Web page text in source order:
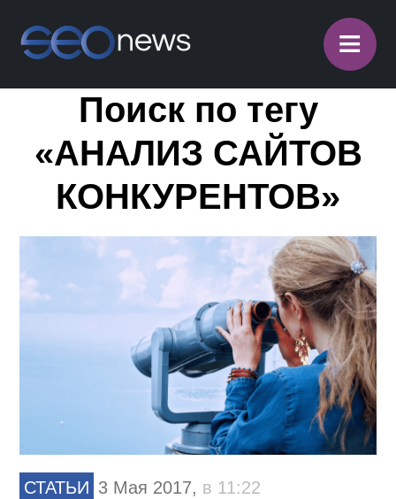
≡
Поиск по тегу
«АНАЛИЗ САЙТОВ
КОНКУРЕНТОВ»
СТАТЬИ 3 Мая 2017, в 11:22